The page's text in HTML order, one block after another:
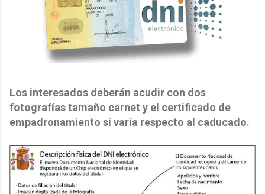
Los interesados deberán acudir con dos
fotografías tamaño carnet y el certificado de
empadronamiento si varía respecto al caducado.